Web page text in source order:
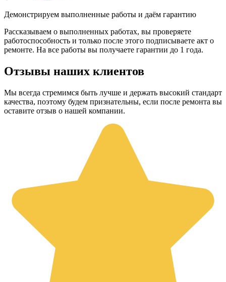
Демонстрируем выполненные работы и даём гарантию
Рассказываем о выполненных работах, вы проверяете
работоспособность и только после этого подписываете акт о
ремонте. На все работы вы получаете гарантии до 1 года.
Отзывы наших клиентов
Мы всегда стремимся быть лучше и держать высокий стандарт
качества, поэтому будем признательны, если после ремонта вы
оставите отзыв о нашей компании.